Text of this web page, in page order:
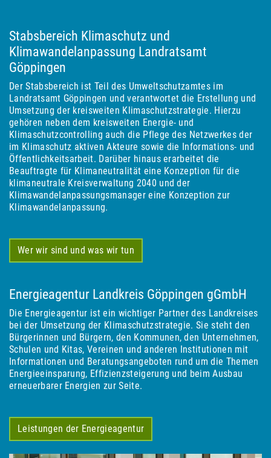
Stabsbereich Klimaschutz und
Klimawandelanpassung Landratsamt
Göppingen
Der Stabsbereich ist Teil des Umweltschutzamtes im
Landratsamt Göppingen und verantwortet die Erstellung und
Umsetzung der kreisweiten Klimaschutzstrategie. Hierzu
gehören neben dem kreisweiten Energie- und
Klimaschutzcontrolling auch die Pflege des Netzwerkes der
im Klimaschutz aktiven Akteure sowie die Informations- und
Öffentlichkeitsarbeit. Darüber hinaus erarbeitet die
Beauftragte für Klimaneutralität eine Konzeption für die
klimaneutrale Kreisverwaltung 2040 und der
Klimawandelanpassungsmanager eine Konzeption zur
Klimawandelanpassung.
Wer wir sind und was wir tun
Energieagentur Landkreis Göppingen gGmbH
Die Energieagentur ist ein wichtiger Partner des Landkreises
bei der Umsetzung der Klimaschutzstrategie. Sie steht den
Bürgerinnen und Bürgern, den Kommunen, den Unternehmen,
Schulen und Kitas, Vereinen und anderen Institutionen mit
Informationen und Beratungsangeboten rund um die Themen
Energieeinsparung, Effizienzsteigerung und beim Ausbau
erneuerbarer Energien zur Seite.
Leistungen der Energieagentur